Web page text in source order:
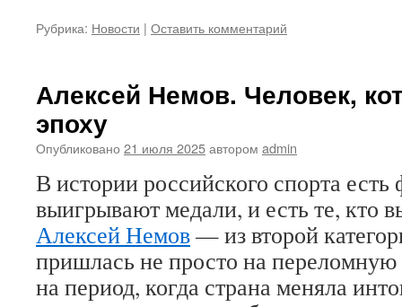
Рубрика: Новости | Оставить комментарий
Алексей Немов. Человек,
эпоху
Опубликовано 21 июля 2025автором admin
В истории российского спорта
выигрывают медали, и есть те, кто
Алексей Немов— из второй
пришлась не просто на
на период, когда страна меняла